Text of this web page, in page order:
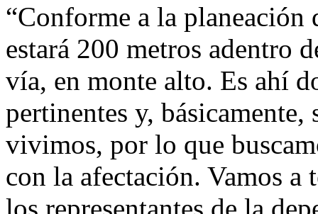
“Conforme a la
estará 200 metros adentro
vía, en monte alto. Es ahí
pertinentes y, básicamente,
vivimos, por lo que
con la afectación. Vamos
los representantes de la